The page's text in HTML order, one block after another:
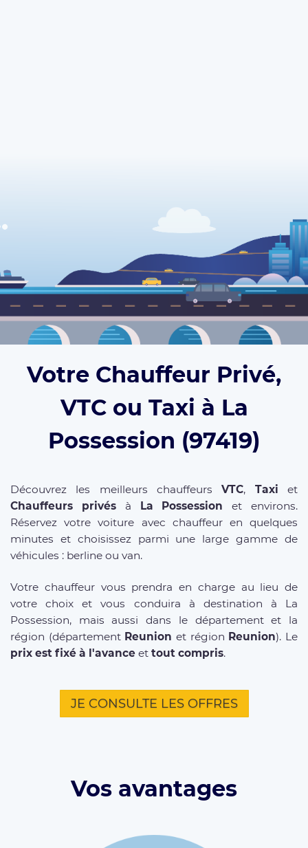
Votre Chauffeur Privé,
VTC ou Taxi à La
Possession (97419)
Découvrez les meilleurs chauffeursVTC, Taxi et
Chauffeurs privésà La Possession et environs.
Réservez votre voiture avec chauffeur en quelques
minutes et choisissez parmi une large gamme de
véhicules : berline ou van.
Votre chauffeur vous prendra en charge au lieu de
votre choix et vous conduira à destination à La
Possession, mais aussi dans le département et la
région (département Reunion et région Reunion). Le
prix est fixé à l'avance et tout compris.
JE CONSULTE LES OFFRES
Vos avantages